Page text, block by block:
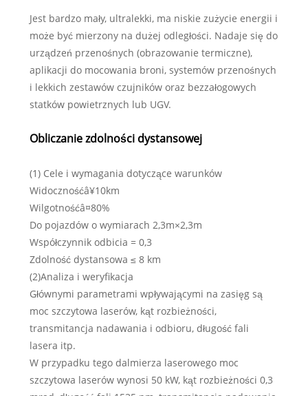
Jest bardzo mały, ultralekki, ma niskie zużycie energii i
może być mierzony na dużej odległości. Nadaje się do
urządzeń przenośnych (obrazowanie termiczne),
aplikacji do mocowania broni, systemów przenośnych
i lekkich zestawów czujników oraz bezzałogowych
statków powietrznych lub UGV.
Obliczanie zdolności dystansowej
(1) Cele i wymagania dotyczące warunków
Widocznośćâ¥10km
Wilgotnośćâ¤80%
Do pojazdów o wymiarach 2,3m×2,3m
Współczynnik odbicia = 0,3
Zdolność dystansowa ≤ 8 km
(2)Analiza i weryfikacja
Głównymi parametrami wpływającymi na zasięg są
moc szczytowa laserów, kąt rozbieżności,
transmitancja nadawania i odbioru, długość fali
lasera itp.
W przypadku tego dalmierza laserowego moc
szczytowa laserów wynosi 50 kW, kąt rozbieżności 0,3